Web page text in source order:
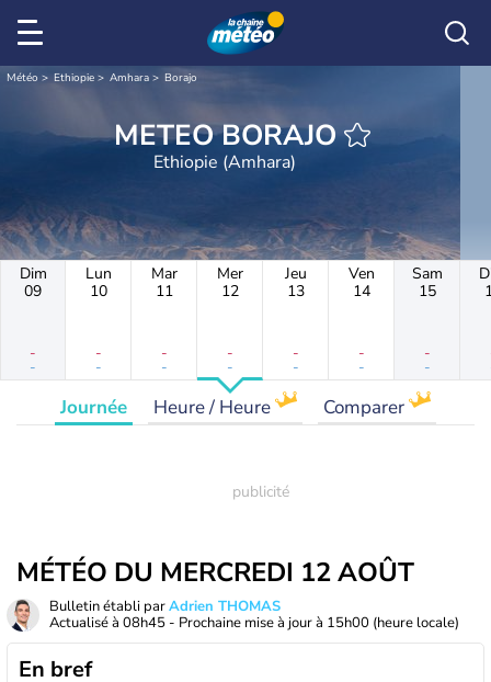
Météo Ethiopie Amhara Borajo
METEO BORAJO
Ethiopie (Amhara)
Dim
09
-
-
Lun
10
-
-
Mar
11
-
-
Mer
12
-
-
Jeu
13
-
-
Ven
14
-
-
Sam
15
-
-
Journée Heure / Heure Comparer
MÉTÉO DU MERCREDI 12 AOÛT
Bulletin établi parAdrien THOMAS
Actualisé à 08h45 - Prochaine mise à jour à 15h00 (heure locale)
En bref